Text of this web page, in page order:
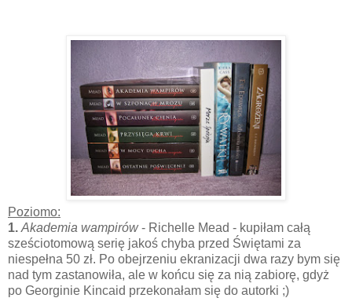
Poziomo:
1. Akademia wampirów- Richelle Mead - kupiłam całą
sześciotomową serię jakoś chyba przed Świętami za
niespełna 50 zł. Po obejrzeniu ekranizacji dwa razy bym się
nad tym zastanowiła, ale w końcu się za nią zabiorę, gdyż
po Georginie Kincaid przekonałam się do autorki ;)